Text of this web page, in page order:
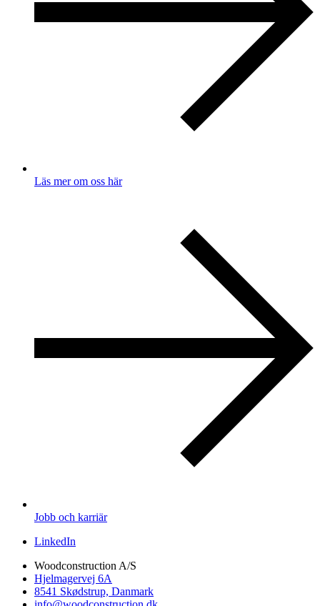
Läs mer om oss här
Jobb och karriär
LinkedIn
Woodconstruction A/S
Hjelmagervej 6A
8541 Skødstrup, Danmark